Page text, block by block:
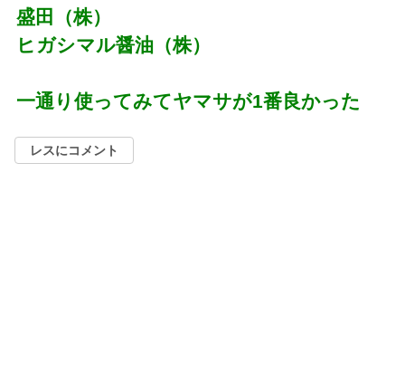
盛田（株）
ヒガシマル醤油（株）
一通り使ってみてヤマサが1番良かった
レスにコメント